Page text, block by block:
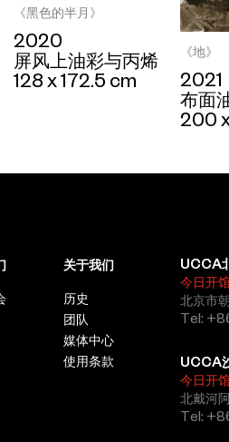
《黑色的半月》
2020
屏风上油彩与丙烯
128 x 172.5 cm
《地》
2021
布面
200
关于我们
历史
团队
媒体中心
使用条款
UCCA
今日开
北京市
Tel:
UCCA
今日开
北戴河
Tel: